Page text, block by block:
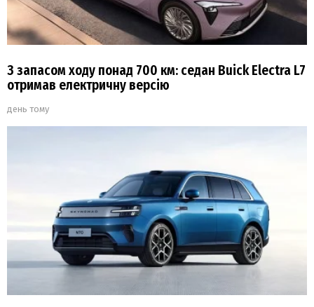
З запасом ходу понад 700 км: седан Buick Electra L7
отримав електричну версію
день тому